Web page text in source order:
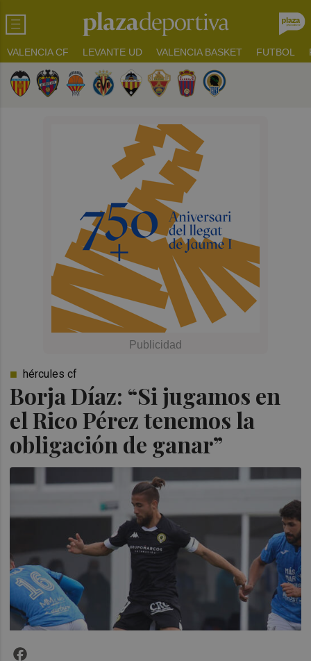
VALENCIA CF LEVANTE UD VALENCIA BASKET FUTBOL
Borja Díaz: “Si jugamos en
el Rico Pérez tenemos la
obligación de ganar”
hércules cf